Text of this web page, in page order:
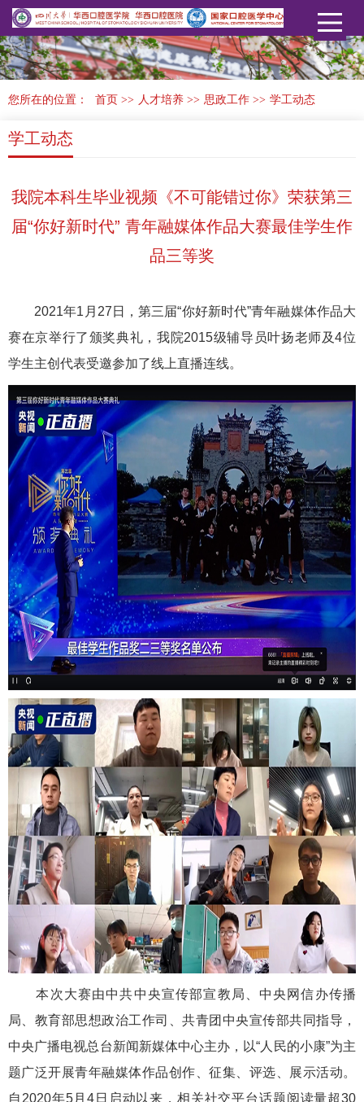
您所在的位置： 首页 >> 人才培养 >> 思政工作 >> 学工动态
学工动态
我院本科生毕业视频《不可能错过你》荣获第三
届“你好新时代” 青年融媒体作品大赛最佳学生作
品三等奖
2021年1月27日，第三届“你好新时代”青年融媒体作品大
赛在京举行了颁奖典礼，我院2015级辅导员叶扬老师及4位
学生主创代表受邀参加了线上直播连线。
本次大赛由中共中央宣传部宣教局、中央网信办传播
局、教育部思想政治工作司、共青团中央宣传部共同指导，
中央广播电视总台新闻新媒体中心主办，以“人民的小康”为主
题广泛开展青年融媒体作品创作、征集、评选、展示活动。
自2020年5月4日启动以来，相关社交平台话题阅读量超30